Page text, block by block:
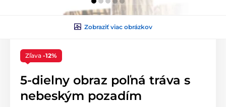
Zobraziť viac obrázkov
Zľava -12%
5-dielny obraz poľná tráva s
nebeským pozadím